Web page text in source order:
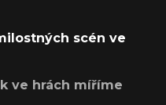
scén ve
ve hrách míříme